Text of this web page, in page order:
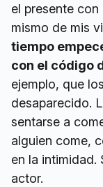
el presente
mismo de mis
tiempo
con el código
ejemplo, que
desaparecido.
sentarse a
alguien come,
en la intimidad.
actor.